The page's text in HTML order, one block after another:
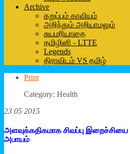
Archive
கறுப்பும் காவியும்
அறிந்தும் அறியாமலும்
சுயமரியாதை
தமிழினி - LTTE
Legends
திராவிடம் VS தமிழ்
Print
Category: Health
23 05 2015
அளவுக்கதிகமாக சிவப்பு இறைச்சியை
அபாயம்